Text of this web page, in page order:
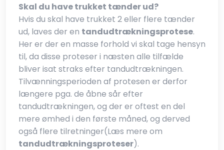
Skal du have trukket tænder ud?
Hvis du skal have trukket 2 eller flere tænder
ud, laves der en tandudtrækningsprotese.
Her er der en masse forhold vi skal tage hensyn
til, da disse proteser i næsten alle tilfælde
bliver isat straks efter tandudtrækningen.
Tilvænningsperioden af protesen er derfor
længere pga. de åbne sår efter
tandudtrækningen, og der er oftest en del
mere ømhed i den første måned, og derved
også flere tilretninger(Læs mere om
tandudtrækningsproteser).